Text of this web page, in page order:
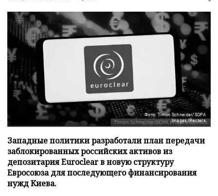
Фото: Timon Schneider/SOPA
Images/Reuters
Западные политики разработали план передачи
заблокированных российских активов из
депозитария Euroclear в новую структуру
Евросоюза для последующего финансирования
нужд Киева.